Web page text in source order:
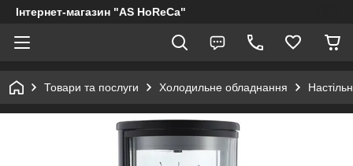
Інтернет-магазин "AS HoReCa"
Товари та послуги Холодильне обладнання